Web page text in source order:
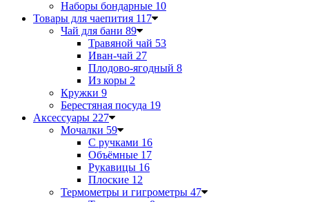
Наборы бондарные 10
Товары для чаепития 117
Чай для бани 89
Травяной чай 53
Иван-чай 27
Плодово-ягодный 8
Из коры 2
Кружки 9
Берестяная посуда 19
Аксессуары 227
Мочалки 59
С ручками 16
Объёмные 17
Рукавицы 16
Плоские 12
Термометры и гигрометры 47